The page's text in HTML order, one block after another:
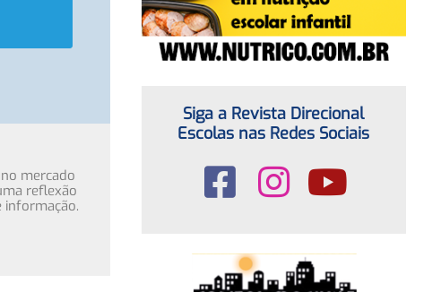
mercado
reflexão
informação.
Siga a Revista Direcional
Escolas nas Redes Sociais